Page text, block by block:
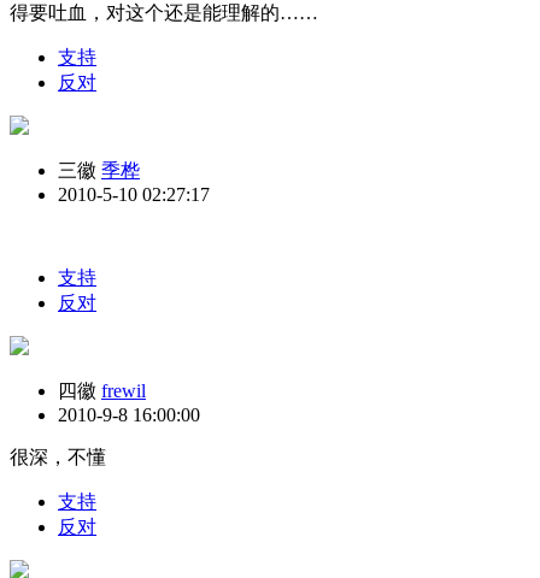
得要吐血，对这个还是能理解的……
支持
反对
三徽 季桦
2010-5-10 02:27:17
支持
反对
四徽 frewil
2010-9-8 16:00:00
很深，不懂
支持
反对